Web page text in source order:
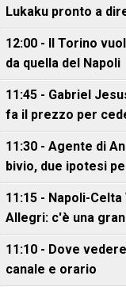
Lukaku pronto a
12:00 - Il Torino
da quella del Napoli
11:45 - Gabriel
fa il prezzo per
11:30 - Agente di
bivio, due ipotesi
11:15 - Napoli-
Allegri: c'è una
11:10 - Dove
canale e orario